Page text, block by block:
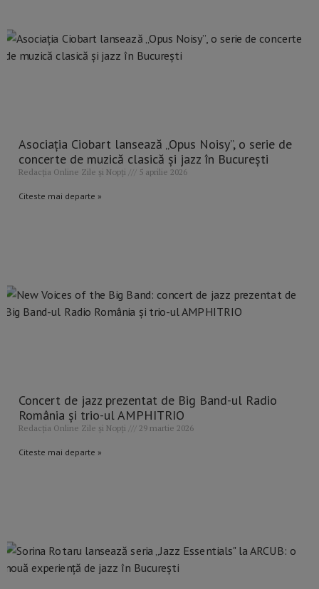
Asociația Ciobart lansează „Opus Noisy”, o serie de
concerte de muzică clasică și jazz în București
Redacția Online Zile și Nopți 5 aprilie 2026
Citeste mai departe »
Concert de jazz prezentat de Big Band-ul Radio
România și trio-ul AMPHITRIO
Redacția Online Zile și Nopți 29 martie 2026
Citeste mai departe »